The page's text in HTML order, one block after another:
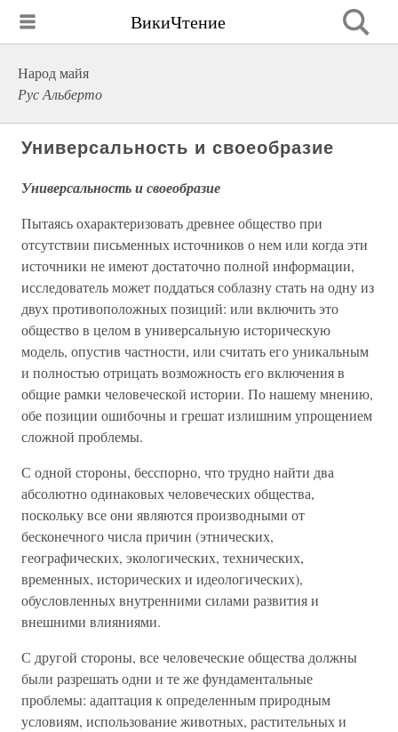
ВикиЧтение
Народ майя
Рус Альберто
Универсальность и своеобразие
Универсальность и своеобразие
Пытаясь охарактеризовать древнее общество при
отсутствии письменных источников о нем или когда эти
источники не имеют достаточно полной информации,
исследователь может поддаться соблазну стать на одну из
двух противоположных позиций: или включить это
общество в целом в универсальную историческую
модель, опустив частности, или считать его уникальным
и полностью отрицать возможность его включения в
общие рамки человеческой истории. По нашему мнению,
обе позиции ошибочны и грешат излишним упрощением
сложной проблемы.
С одной стороны, бесспорно, что трудно найти два
абсолютно одинаковых человеческих общества,
поскольку все они являются производными от
бесконечного числа причин (этнических,
географических, экологических, технических,
временных, исторических и идеологических),
обусловленных внутренними силами развития и
внешними влияниями.
С другой стороны, все человеческие общества должны
были разрешать одни и те же фундаментальные
проблемы: адаптация к определенным природным
условиям, использование животных, растительных и